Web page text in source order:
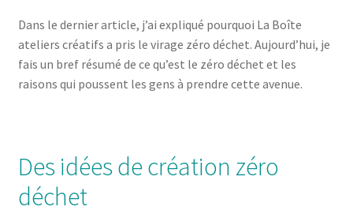
Dans le dernier article, j’ai expliqué pourquoi La Boîte
ateliers créatifs a pris le virage zéro déchet. Aujourd’hui, je
fais un bref résumé de ce qu’est le zéro déchet et les
raisons qui poussent les gens à prendre cette avenue.
Des idées de création zéro
déchet